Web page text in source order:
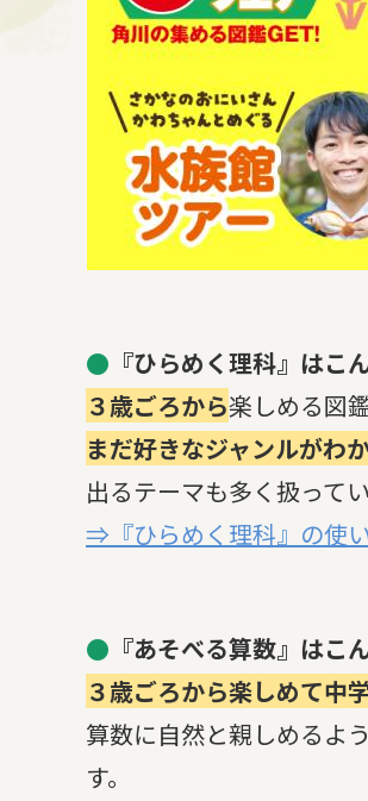
● 『ひらめく理科』はこ
３歳ごろから楽しめる図
まだ好きなジャンルがわ
出るテーマも多く扱ってい
⇒『ひらめく理科』の使
● 『あそべる算数』はこ
３歳ごろから楽しめて中
算数に自然と親しめるよ
す。